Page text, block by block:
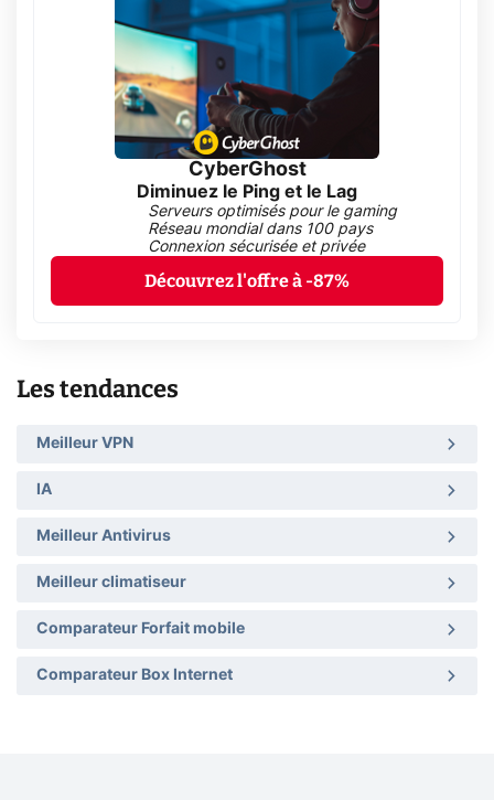
CyberGhost
Diminuez le Ping et le Lag
Serveurs optimisés pour le gaming
Réseau mondial dans 100 pays
Connexion sécurisée et privée
Découvrez l'offre à -87%
Les tendances
Meilleur VPN
IA
Meilleur Antivirus
Meilleur climatiseur
Comparateur Forfait mobile
Comparateur Box Internet